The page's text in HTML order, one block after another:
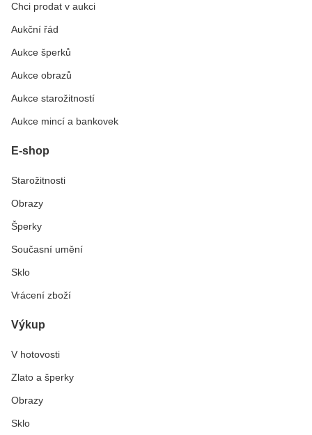
Chci prodat v aukci
Aukční řád
Aukce šperků
Aukce obrazů
Aukce starožitností
Aukce mincí a bankovek
E-shop
Starožitnosti
Obrazy
Šperky
Současní umění
Sklo
Vrácení zboží
Výkup
V hotovosti
Zlato a šperky
Obrazy
Sklo